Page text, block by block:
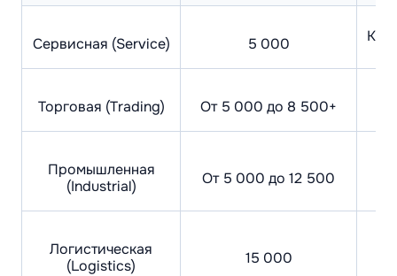
Сервисная (Service) 5 000
Торговая (Trading) От 5 000 до 8 500+
Промышленная
(Industrial)
От 5 000 до 12 500
Логистическая
(Logistics)
15 000